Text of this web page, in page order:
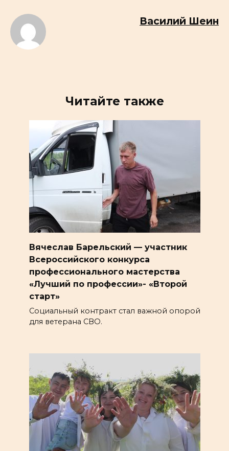
Василий Шеин
Читайте также
Вячеслав Барельский — участник
Всероссийского конкурса
профессионального мастерства
«Лучший по профессии»- «Второй
старт»
Социальный контракт стал важной опорой
для ветерана СВО.